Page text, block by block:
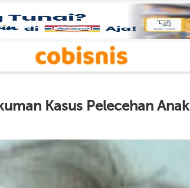
Kasus Pelecehan Anak